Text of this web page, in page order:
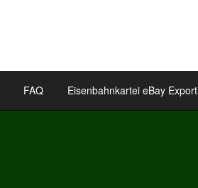
FAQ Eisenbahnkartei eBay Export